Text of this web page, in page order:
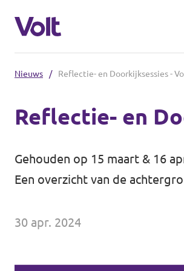
Volt Maastricht
Over Volt
Nieuws / Reflectie- en Doorkijksessies -
Reflectie- en
Gehouden op 15 maart & 16
Een overzicht van de
30 apr. 2024